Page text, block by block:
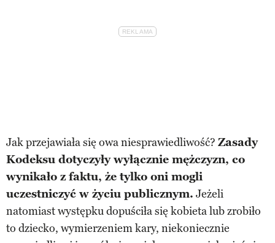
Jak przejawiała się owa niesprawiedliwość? Zasady
Kodeksu dotyczyły wyłącznie mężczyzn, co
wynikało z faktu, że tylko oni mogli
uczestniczyć w życiu publicznym. Jeżeli
natomiast występku dopuściła się kobieta lub zrobiło
to dziecko, wymierzeniem kary, niekoniecznie